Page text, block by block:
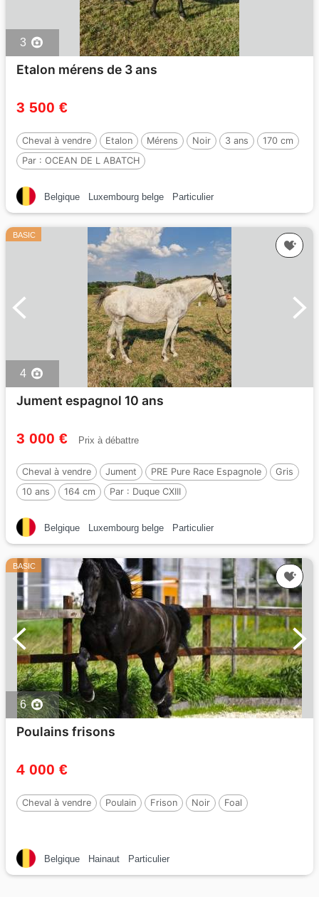
3
Etalon mérens de 3 ans
3 500 €
Cheval à vendre Etalon Mérens Noir 3 ans
170 cm
Par : OCEAN DE L ABATCH
Belgique Luxembourg belge Particulier
BASIC
4
Jument espagnol 10 ans
3 000 € Prix à débattre
Cheval à vendre Jument PRE Pure Race Espagnole
Gris
10 ans
164 cm Par : Duque CXIII
Belgique Luxembourg belge Particulier
BASIC
6
Poulains frisons
4 000 €
Cheval à vendre Poulain Frison Noir Foal
Belgique Hainaut Particulier